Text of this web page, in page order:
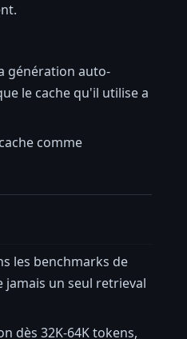
génération auto-
le cache qu'il utilise a
comme
les benchmarks de
un seul retrieval
dès 32K-64K tokens,